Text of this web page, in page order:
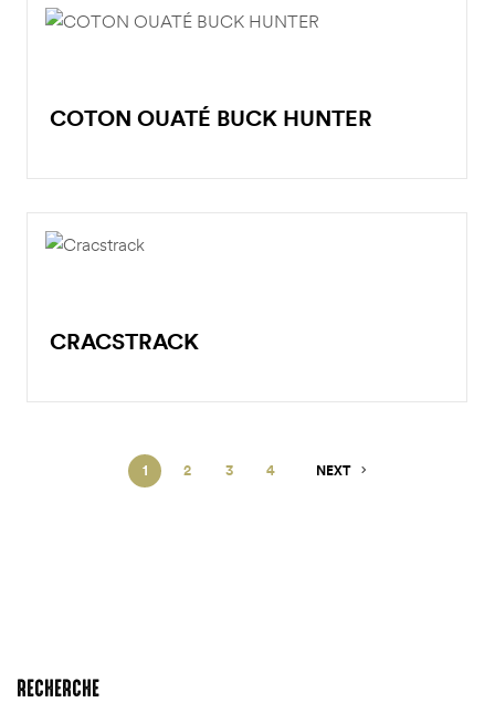
COTON OUATÉ BUCK HUNTER
CRACSTRACK
1 2 3 4 NEXT
RECHERCHE